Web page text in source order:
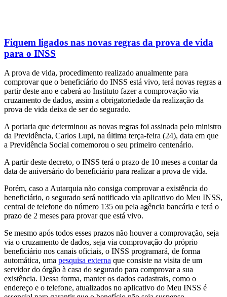
Fiquem ligados nas novas regras da prova de vida
para o INSS
A prova de vida, procedimento realizado anualmente para
comprovar que o beneficiário do INSS está vivo, terá novas regras a
partir deste ano e caberá ao Instituto fazer a comprovação via
cruzamento de dados, assim a obrigatoriedade da realização da
prova de vida deixa de ser do segurado.
A portaria que determinou as novas regras foi assinada pelo ministro
da Previdência, Carlos Lupi, na última terça-feira (24), data em que
a Previdência Social comemorou o seu primeiro centenário.
A partir deste decreto, o INSS terá o prazo de 10 meses a contar da
data de aniversário do beneficiário para realizar a prova de vida.
Porém, caso a Autarquia não consiga comprovar a existência do
beneficiário, o segurado será notificado via aplicativo do Meu INSS,
central de telefone do número 135 ou pela agência bancária e terá o
prazo de 2 meses para provar que está vivo.
Se mesmo após todos esses prazos não houver a comprovação, seja
via o cruzamento de dados, seja via comprovação do próprio
beneficiário nos canais oficiais, o INSS programará, de forma
automática, uma pesquisa externa que consiste na visita de um
servidor do órgão à casa do segurado para comprovar a sua
existência. Dessa forma, manter os dados cadastrais, como o
endereço e o telefone, atualizados no aplicativo do Meu INSS é